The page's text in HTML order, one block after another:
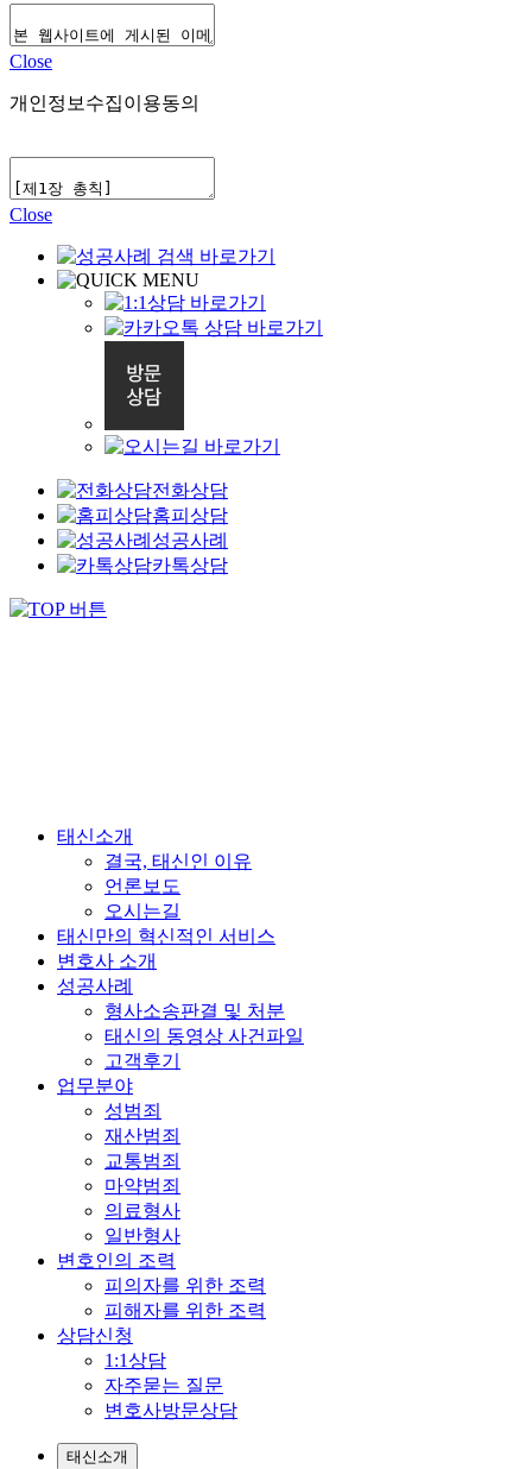
Close
개인정보수집이용동의
Close
전화상담
홈피상담
성공사례
카톡상담
태신소개
결국, 태신인 이유
언론보도
오시는길
태신만의 혁신적인 서비스
변호사 소개
성공사례
형사소송판결 및 처분
태신의 동영상 사건파일
고객후기
업무분야
성범죄
재산범죄
교통범죄
마약범죄
의료형사
일반형사
변호인의 조력
피의자를 위한 조력
피해자를 위한 조력
상담신청
1:1상담
자주묻는 질문
변호사방문상담
태신소개